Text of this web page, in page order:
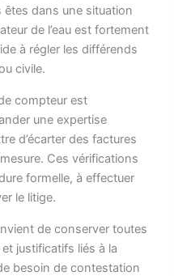
êtes dans une situation
de l’eau est fortement
à régler les différends
civile.
compteur est
une expertise
d’écarter des factures
Ces vérifications
formelle, à effectuer
le litige.
de conserver toutes
justificatifs liés à la
besoin de contestation